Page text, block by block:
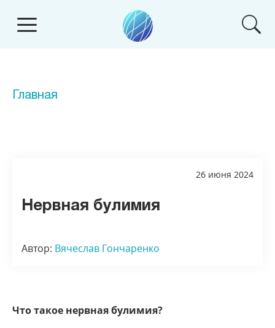
Главная
26 июня 2024
Нервная булимия
Автор: Вячеслав Гончаренко
Что такое нервная булимия?